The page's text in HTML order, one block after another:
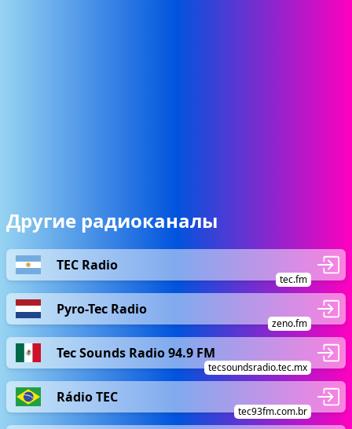
Другие радиоканалы
TEC Radio
tec.fm
Pyro-Tec Radio
zeno.fm
Tec Sounds Radio 94.9 FM
tecsoundsradio.tec.mx
Rádio TEC
tec93fm.com.br